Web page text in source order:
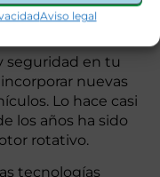
Aviso legal
a tus
seguridad en tu
nuevas
Lo hace casi
los años ha sido
rotativo.
tecnologías